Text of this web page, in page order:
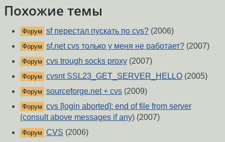
Похожие темы
Форум sf перестал пускать по cvs? (2006)
Форум sf.net cvs только у меня не работает? (2007)
Форум cvs trough socks proxy (2007)
Форум cvsnt SSL23_GET_SERVER_HELLO (2005)
Форум sourceforge.net + cvs (2009)
Форум cvs [login aborted]: end of file from server
(consult above messages if any) (2007)
Форум CVS (2006)